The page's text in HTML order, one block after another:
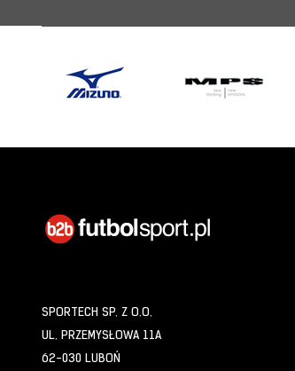
SPORTECH SP. Z O.O.
UL. PRZEMYSŁOWA 11A
62-030 LUBOŃ